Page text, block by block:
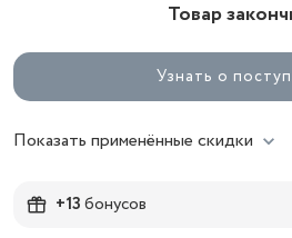
Товар
Узнать о
Показать применённые скидки
+13бонусов